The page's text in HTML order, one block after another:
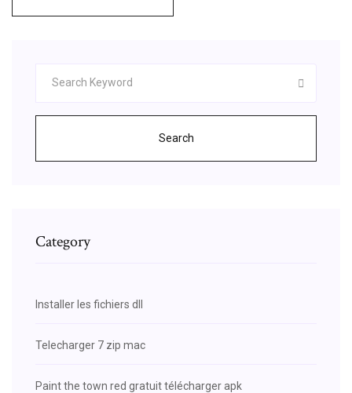
Search
Category
Installer les fichiers dll
Telecharger 7 zip mac
Paint the town red gratuit télécharger apk